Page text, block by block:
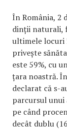
În România, 2
dinții naturali,
ultimele locuri
privește
este 59%, cu
țara noastră.
declarat că s-
parcursul unui
pe când
decât dublu